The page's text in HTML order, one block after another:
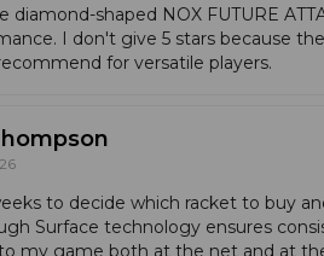
Structure (DCS):reforço
alça removível para higiene e
diamond-shaped NOX FUTURE
I don't give 5 stars because
for versatile players.
to decide which racket to buy
Surface technology ensures
my game both at the net and at